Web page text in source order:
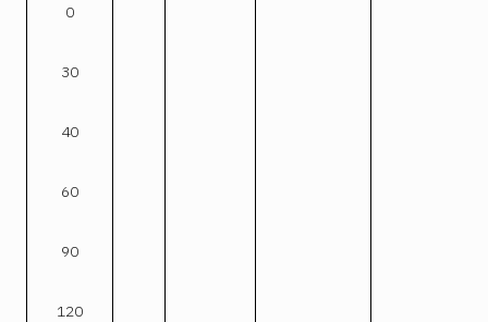
0
30
40
60
90
120